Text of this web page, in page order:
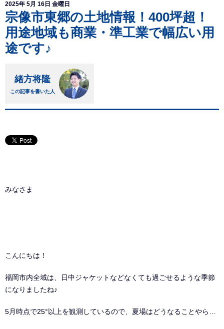
2025年 5月 16日 金曜日
宗像市東郷の土地情報！400坪超！
用途地域も商業・準工業で幅広い用
途です♪
緒方将隆
この記事を書いた人
みなさま
こんにちは！
福岡市内全域は、日中ジャケットなどなくても過ごせるような季節
になりましたね♪
5月時点で25°以上を観測しているので、夏場はどうなることやら…